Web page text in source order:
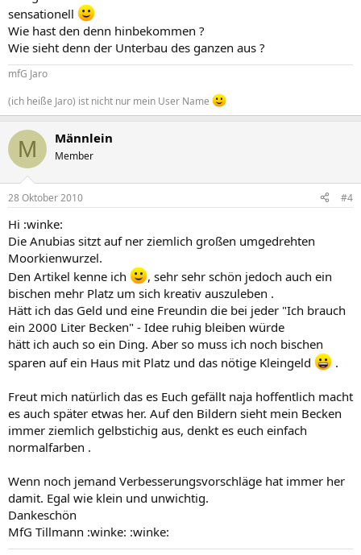
sensationell
Wie hast den denn hinbekommen ?
Wie sieht denn der Unterbau des ganzen aus ?
mfG Jaro
(ich heiße Jaro) ist nicht nur mein User Name
M Männlein
Member
28 Oktober 2010 #4
Hi :winke:
Die Anubias sitzt auf ner ziemlich großen umgedrehten
Moorkienwurzel.
Den Artikel kenne ich
, sehr sehr schön jedoch auch ein
bischen mehr Platz um sich kreativ auszuleben .
Hätt ich das Geld und eine Freundin die bei jeder "Ich brauch
ein 2000 Liter Becken" - Idee ruhig bleiben würde
hätt ich auch so ein Ding. Aber so muss ich noch bischen
sparen auf ein Haus mit Platz und das nötige Kleingeld
.
Freut mich natürlich das es Euch gefällt naja hoffentlich macht
es auch später etwas her. Auf den Bildern sieht mein Becken
immer ziemlich gelbstichig aus, denkt es euch einfach
normalfarben .
Wenn noch jemand Verbesserungsvorschläge hat immer her
damit. Egal wie klein und unwichtig.
Dankeschön
MfG Tillmann :winke: :winke: